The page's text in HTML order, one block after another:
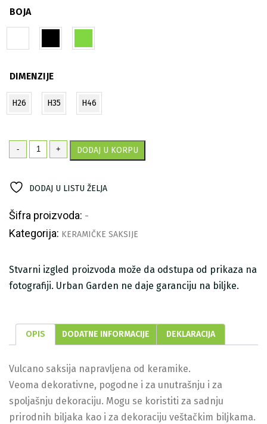
BOJA
DIMENZIJE
H26 H35 H46
-
Vulcano
Vaso
količina
+ DODAJ U KORPU
DODAJ U LISTU ŽELJA
Šifra proizvoda: -
Kategorija: KERAMIČKE SAKSIJE
Stvarni izgled proizvoda može da odstupa od prikaza na
fotografiji. Urban Garden ne daje garanciju na biljke.
OPIS DODATNE INFORMACIJE DEKLARACIJA
Vulcano saksija napravljena od keramike.
Veoma dekorativne, pogodne i za unutrašnju i za
spoljašnju dekoraciju. Mogu se koristiti za sadnju
prirodnih biljaka kao i za dekoraciju veštačkim biljkama.